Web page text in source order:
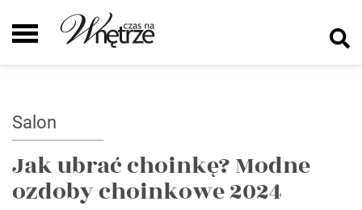
Salon
Jak ubrać choinkę? Modne
ozdoby choinkowe 2024